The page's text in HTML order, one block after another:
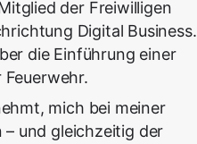
der Freiwilligen
Digital Business.
die Einführung einer
mich bei meiner
und gleichzeitig der